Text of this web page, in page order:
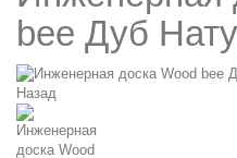
bee Дуб
Назад